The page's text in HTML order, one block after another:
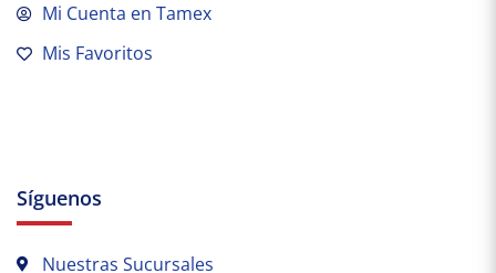
Mi Cuenta en Tamex
Mis Favoritos
Síguenos
Nuestras Sucursales